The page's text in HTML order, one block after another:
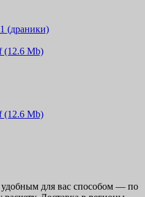
(драники)
(12.6 Mb)
(12.6 Mb)
для вас способом — по